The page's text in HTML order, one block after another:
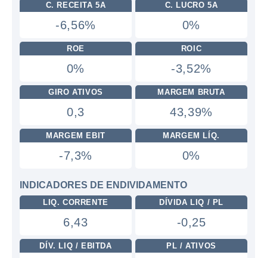
C. RECEITA 5A
-6,56%
C. LUCRO 5A
0%
ROE
0%
ROIC
-3,52%
GIRO ATIVOS
0,3
MARGEM BRUTA
43,39%
MARGEM EBIT
-7,3%
MARGEM LÍQ.
0%
INDICADORES DE ENDIVIDAMENTO
LIQ. CORRENTE
6,43
DÍVIDA LIQ / PL
-0,25
DÍV. LIQ / EBITDA PL / ATIVOS